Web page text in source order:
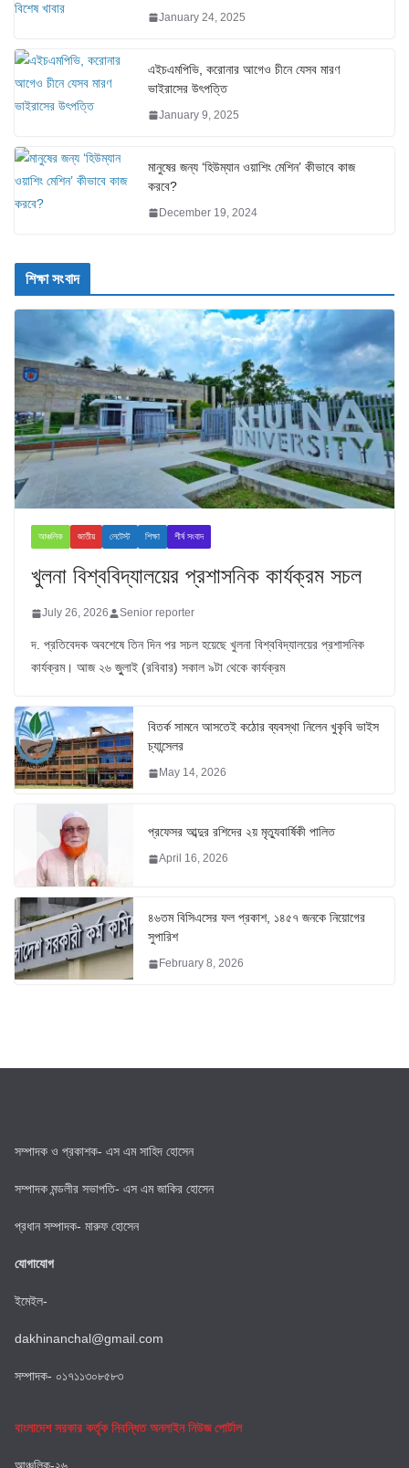
January 24, 2025
এইচএমপিভি, করোনার আগেও চীনে যেসব মারণ
ভাইরাসের উৎপত্তি
January 9, 2025
মানুষের জন্য ‘হিউম্যান ওয়াশিং মেশিন’ কীভাবে কাজ
করবে?
December 19, 2024
শিক্ষা সংবাদ
আঞ্চলিক জাতীয় লেটেস্ট শিক্ষা শীর্ষ সংবাদ
খুলনা বিশ্ববিদ্যালয়ের প্রশাসনিক কার্যক্রম সচল
July 26, 2026 Senior reporter
দ. প্রতিবেদক অবশেষে তিন দিন পর সচল হয়েছে খুলনা বিশ্ববিদ্যালয়ের প্রশাসনিক
কার্যক্রম। আজ ২৬ জুুলাই (রবিবার) সকাল ৯টা থেকে কার্যক্রম
বিতর্ক সামনে আসতেই কঠোর ব্যবস্থা নিলেন খুকৃবি ভাইস
চ্যান্সেলর
May 14, 2026
প্রফেসর আব্দুর রশিদের ২য় মৃত্যুবার্ষিকী পালিত
April 16, 2026
৪৬তম বিসিএসের ফল প্রকাশ, ১৪৫৭ জনকে নিয়োগের
সুপারিশ
February 8, 2026
সম্পাদক ও প্রকাশক- এস এম সাহিদ হোসেন
সম্পাদক মন্ডলীর সভাপতি- এস এম জাকির হোসেন
প্রধান সম্পাদক- মারুফ হোসেন
যোগাযোগ
ইমেইল-
dakhinanchal@gmail.com
সম্পাদক- ০১৭১১৩০৮৫৮৩
বাংলাদেশ সরকার কর্তৃক নিবন্ধিত অনলাইন নিউজ পোর্টাল